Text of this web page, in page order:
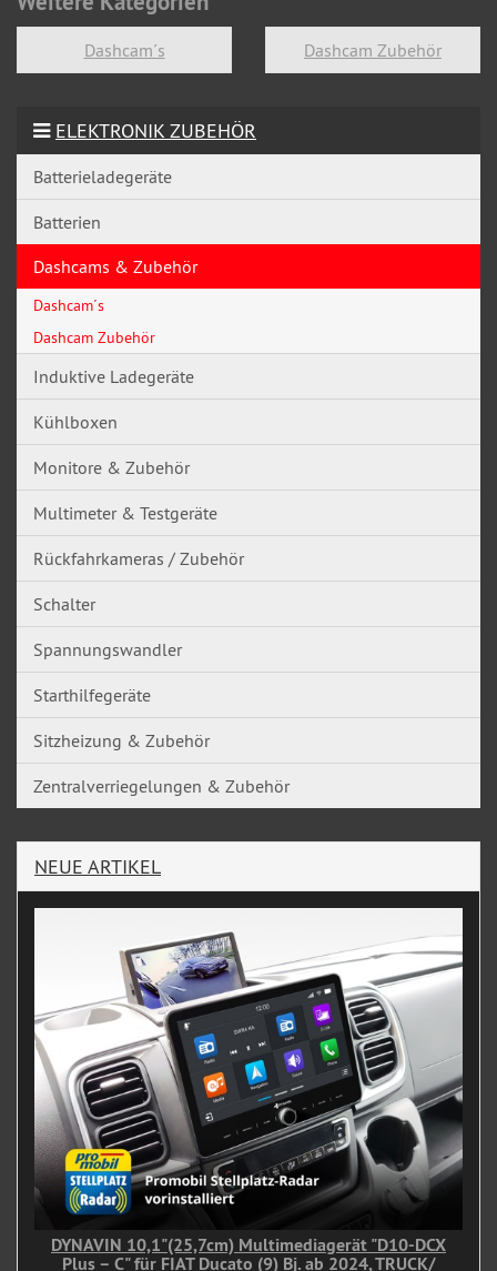
Dashcam´s Dashcam Zubehör
ELEKTRONIK ZUBEHÖR
Batterieladegeräte
Batterien
Dashcams & Zubehör
Dashcam´s
Dashcam Zubehör
Induktive Ladegeräte
Kühlboxen
Monitore & Zubehör
Multimeter & Testgeräte
Rückfahrkameras / Zubehör
Schalter
Spannungswandler
Starthilfegeräte
Sitzheizung & Zubehör
Zentralverriegelungen & Zubehör
NEUE ARTIKEL
DYNAVIN 10,1"(25,7cm) Multimediagerät "D10-DCX
Plus – C" für FIAT Ducato (9) Bj. ab 2024, TRUCK/